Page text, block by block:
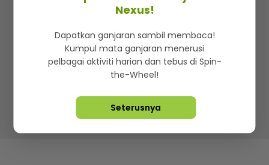
Iklan di SMG360
Terma & Syarat Dasar Privasi
Lebih hot, viral dan sensasi
Hakcipta Terpelihara ©2026. Star Media Group Berhad
Nexus!
Dapatkan ganjaran sambil membaca!
Kumpul mata ganjaran menerusi
pelbagai aktiviti harian dan tebus di Spin-
the-Wheel!
Seterusnya